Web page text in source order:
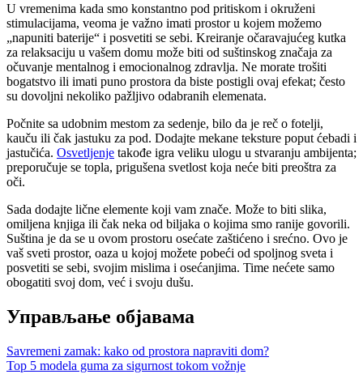
U vremenima kada smo konstantno pod pritiskom i okruženi
stimulacijama, veoma je važno imati prostor u kojem možemo
„napuniti baterije“ i posvetiti se sebi. Kreiranje očaravajućeg kutka
za relaksaciju u vašem domu može biti od suštinskog značaja za
očuvanje mentalnog i emocionalnog zdravlja. Ne morate trošiti
bogatstvo ili imati puno prostora da biste postigli ovaj efekat; često
su dovoljni nekoliko pažljivo odabranih elemenata.
Počnite sa udobnim mestom za sedenje, bilo da je reč o fotelji,
kauču ili čak jastuku za pod. Dodajte mekane teksture poput ćebadi i
jastučića. Osvetljenje takođe igra veliku ulogu u stvaranju ambijenta;
preporučuje se topla, prigušena svetlost koja neće biti preoštra za
oči.
Sada dodajte lične elemente koji vam znače. Može to biti slika,
omiljena knjiga ili čak neka od biljaka o kojima smo ranije govorili.
Suština je da se u ovom prostoru osećate zaštićeno i srećno. Ovo je
vaš sveti prostor, oaza u kojoj možete pobeći od spoljnog sveta i
posvetiti se sebi, svojim mislima i osećanjima. Time nećete samo
obogatiti svoj dom, već i svoju dušu.
Управљање објавама
Savremeni zamak: kako od prostora napraviti dom?
Top 5 modela guma za sigurnost tokom vožnje